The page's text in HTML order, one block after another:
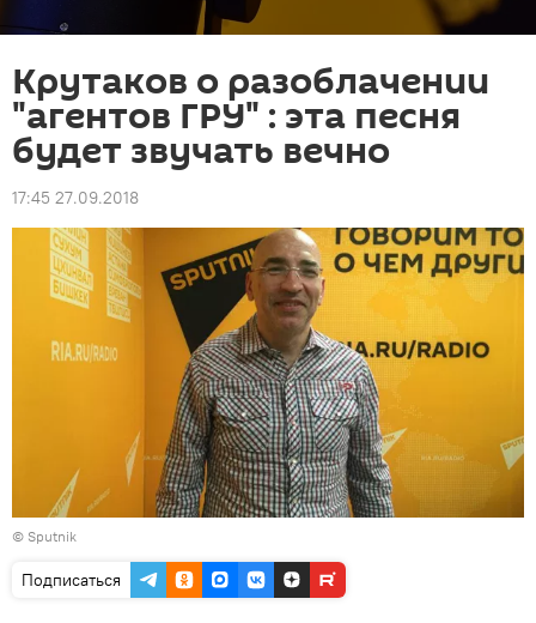
Крутаков о разоблачении
"агентов ГРУ" : эта песня
будет звучать вечно
17:45 27.09.2018
© Sputnik
Подписаться